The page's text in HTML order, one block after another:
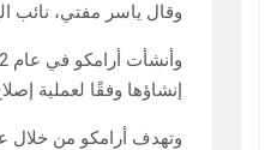
وقال ياسر مفتي، نائب الرئيس التنفيذي
إنشاؤها وفقًا لعملية إصلاح شاملة بدأتها
وتهدف أرامكو من خلال